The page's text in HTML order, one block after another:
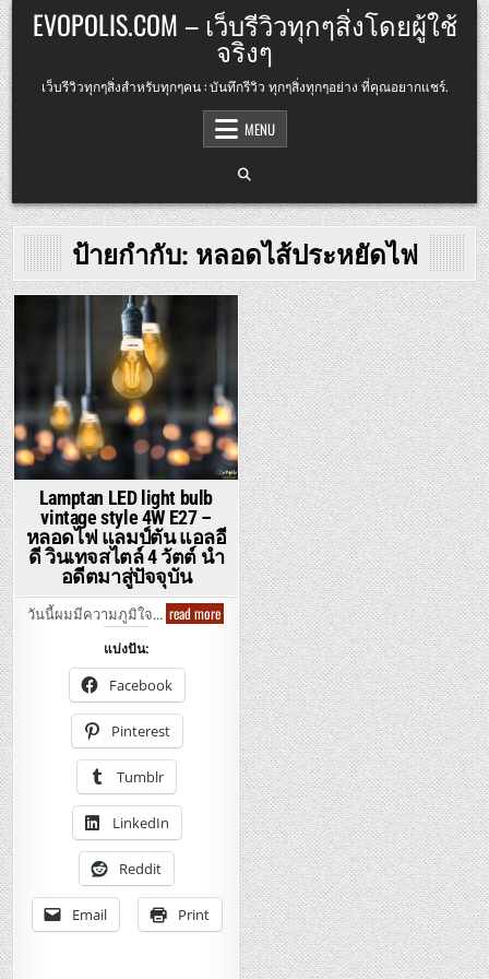
Skip
to
content
EVOPOLIS.COM – เว็บรีวิวทุกๆสิ่งโดยผู้ใช้
จริงๆ
เว็บรีวิวทุกๆสิ่งสำหรับทุกๆคน : บันทึกรีวิว ทุกๆสิ่งทุกๆอย่าง ที่คุณอยากแชร์.
MENU
ป้ายกำกับ: หลอดไส้ประหยัดไฟ
Lamptan LED light bulb
vintage style 4W E27 –
หลอดไฟ แลมป์ตัน แอลอี
ดี วินเทจสไตล์ 4 วัตต์ นำ
อดีตมาสู่ปัจจุบัน
วันนี้ผมมีความภูมิใจ… read moreLamptan
LED
light
bulb
vintage
style
หลอด
แลมป์
เทจ
สไตล์
วัตต์
อดีต
มา
ปัจจุบัน
แบ่งปัน:
Facebook
Pinterest
Tumblr
LinkedIn
Reddit
Email Print